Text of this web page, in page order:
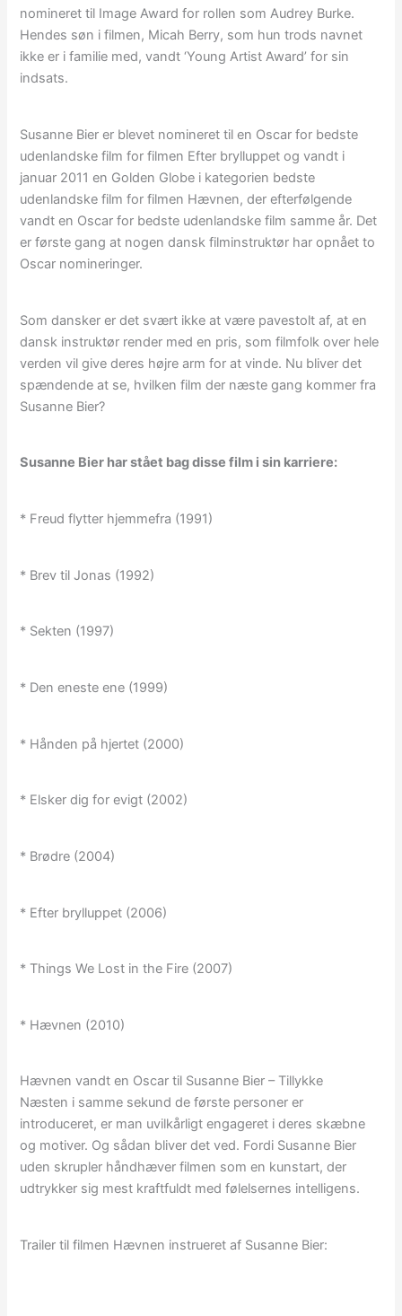
nomineret til Image Award for rollen som Audrey Burke.
Hendes søn i filmen, Micah Berry, som hun trods navnet
ikke er i familie med, vandt ‘Young Artist Award’ for sin
indsats.
Susanne Bier er blevet nomineret til en Oscar for bedste
udenlandske film for filmen Efter brylluppet og vandt i
januar 2011 en Golden Globe i kategorien bedste
udenlandske film for filmen Hævnen, der efterfølgende
vandt en Oscar for bedste udenlandske film samme år. Det
er første gang at nogen dansk filminstruktør har opnået to
Oscar nomineringer.
Som dansker er det svært ikke at være pavestolt af, at en
dansk instruktør render med en pris, som filmfolk over hele
verden vil give deres højre arm for at vinde. Nu bliver det
spændende at se, hvilken film der næste gang kommer fra
Susanne Bier?
Susanne Bier har stået bag disse film i sin karriere:
* Freud flytter hjemmefra (1991)
* Brev til Jonas (1992)
* Sekten (1997)
* Den eneste ene (1999)
* Hånden på hjertet (2000)
* Elsker dig for evigt (2002)
* Brødre (2004)
* Efter brylluppet (2006)
* Things We Lost in the Fire (2007)
* Hævnen (2010)
Hævnen vandt en Oscar til Susanne Bier – Tillykke
Næsten i samme sekund de første personer er
introduceret, er man uvilkårligt engageret i deres skæbne
og motiver. Og sådan bliver det ved. Fordi Susanne Bier
uden skrupler håndhæver filmen som en kunstart, der
udtrykker sig mest kraftfuldt med følelsernes intelligens.
Trailer til filmen Hævnen instrueret af Susanne Bier: